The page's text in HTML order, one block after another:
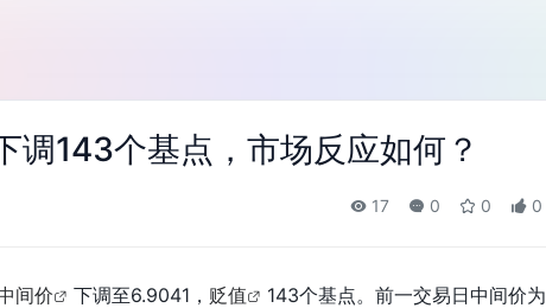
调143个基点，市场反应如何？
17 0 0 0
间价 下调至6.9041， 贬值
143个基点。前一交易日中间价为